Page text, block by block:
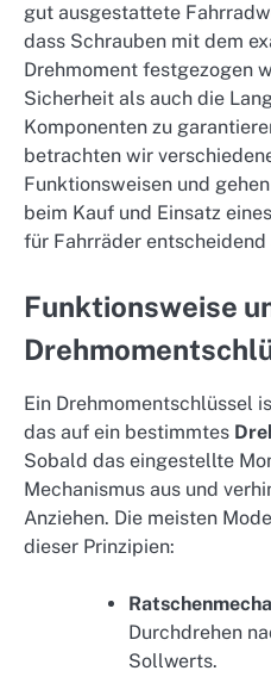
gut ausgestattete
dass Schrauben mit dem
Drehmoment festgezogen
Sicherheit als auch die
Komponenten zu
betrachten wir
Funktionsweisen und
beim Kauf und Einsatz
für Fahrräder entscheidend
Funktionsweise
Ein Drehmomentschlüssel
das auf ein bestimmtes
Sobald das eingestellte
Mechanismus aus und
Anziehen. Die meisten
dieser Prinzipien:
Durchdrehen
Sollwerts.